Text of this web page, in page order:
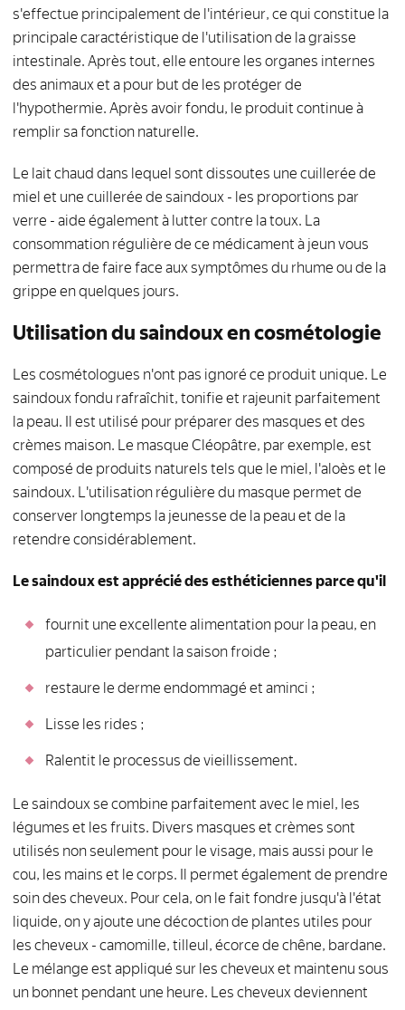
s'effectue principalement de l'intérieur, ce qui constitue la
principale caractéristique de l'utilisation de la graisse
intestinale. Après tout, elle entoure les organes internes
des animaux et a pour but de les protéger de
l'hypothermie. Après avoir fondu, le produit continue à
remplir sa fonction naturelle.
Le lait chaud dans lequel sont dissoutes une cuillerée de
miel et une cuillerée de saindoux - les proportions par
verre - aide également à lutter contre la toux. La
consommation régulière de ce médicament à jeun vous
permettra de faire face aux symptômes du rhume ou de la
grippe en quelques jours.
Utilisation du saindoux en cosmétologie
Les cosmétologues n'ont pas ignoré ce produit unique. Le
saindoux fondu rafraîchit, tonifie et rajeunit parfaitement
la peau. Il est utilisé pour préparer des masques et des
crèmes maison. Le masque Cléopâtre, par exemple, est
composé de produits naturels tels que le miel, l'aloès et le
saindoux. L'utilisation régulière du masque permet de
conserver longtemps la jeunesse de la peau et de la
retendre considérablement.
Le saindoux est apprécié des esthéticiennes parce qu'il
fournit une excellente alimentation pour la peau, en
particulier pendant la saison froide ;
restaure le derme endommagé et aminci ;
Lisse les rides ;
Ralentit le processus de vieillissement.
Le saindoux se combine parfaitement avec le miel, les
légumes et les fruits. Divers masques et crèmes sont
utilisés non seulement pour le visage, mais aussi pour le
cou, les mains et le corps. Il permet également de prendre
soin des cheveux. Pour cela, on le fait fondre jusqu'à l'état
liquide, on y ajoute une décoction de plantes utiles pour
les cheveux - camomille, tilleul, écorce de chêne, bardane.
Le mélange est appliqué sur les cheveux et maintenu sous
un bonnet pendant une heure. Les cheveux deviennent